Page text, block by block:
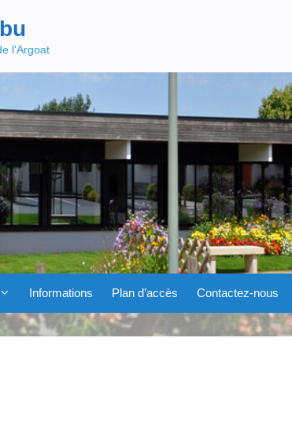
l'Argoat
Informations Plan d’accès Contactez-nous